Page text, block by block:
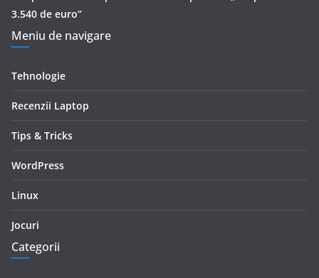
3.540 de euro”
Meniu de navigare
Tehnologie
Recenzii Laptop
Tips & Tricks
WordPress
Linux
Jocuri
Categorii